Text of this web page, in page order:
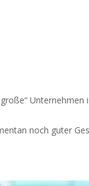
Unternehmen
noch guter